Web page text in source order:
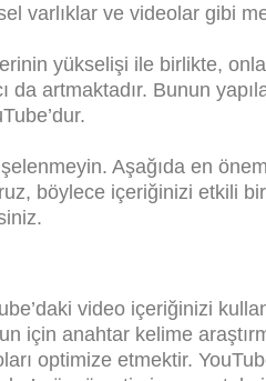
varlıklar ve videolar gibi
yükselişi ile birlikte,
da artmaktadır. Bunun
Aşağıda en
böylece içeriğinizi etkili
video içeriğinizi
için anahtar kelime
optimize etmektir.